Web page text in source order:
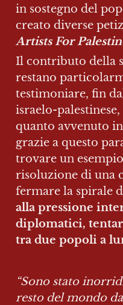
in sostegno del
Artists For
Il contributo della
restano
testimoniare, fin
israelo-
quanto avvenuto
grazie a questo
trovare un
risoluzione di una
fermare la spirale
alla pressione
diplomatici,
tra due popoli a
“Sono stato
resto del mondo